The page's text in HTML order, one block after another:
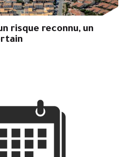
risque reconnu, un